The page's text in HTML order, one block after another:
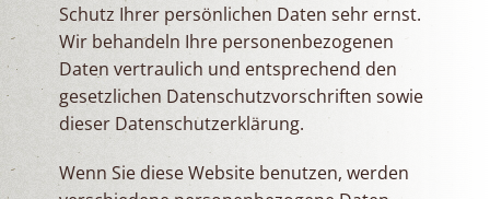
Schutz Ihrer persönlichen Daten sehr ernst.
Wir behandeln Ihre personenbezogenen
Daten vertraulich und entsprechend den
gesetzlichen Datenschutzvorschriften sowie
dieser Datenschutzerklärung.
Wenn Sie diese Website benutzen, werden